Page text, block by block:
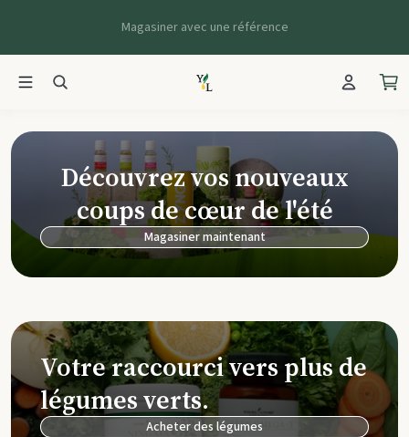
Magasiner avec une référence
Young Living
Découvrez vos nouveaux
coups de cœur de l'été
Magasiner maintenant
Votre raccourci vers plus de
légumes verts.
Acheter des légumes